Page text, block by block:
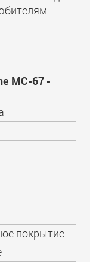
MC-67 -
покрытие